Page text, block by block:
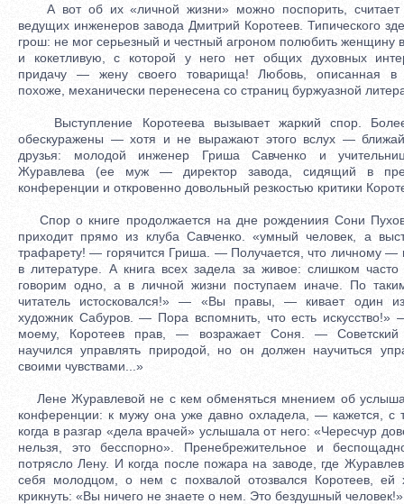
А вот об их «личной жизни» можно поспорить, считает
ведущих инженеров завода Дмитрий Коротеев. Типического
грош: не мог серьезный и честный агроном полюбить женщину
и кокетливую, с которой у него нет общих духовных
придачу — жену своего товарища! Любовь, описанная в
похоже, механически перенесена со страниц буржуазной
Выступление Коротеева вызывает жаркий спор.
обескуражены — хотя и не выражают этого вслух —
друзья: молодой инженер Гриша Савченко и
Журавлева (ее муж — директор завода, сидящий в
конференции и откровенно довольный резкостью критики
Спор о книге продолжается на дне рождениия Сони
приходит прямо из клуба Савченко. «умный человек, а
трафарету! — горячится Гриша. — Получается, что личному —
в литературе. А книга всех задела за живое: слишком
говорим одно, а в личной жизни поступаем иначе. По
читатель истосковался!» — «Вы правы, — кивает один из
художник Сабуров. — Пора вспомнить, что есть
моему, Коротеев прав, — возражает Соня. — Советский
научился управлять природой, но он должен научиться
своими чувствами...»
Лене Журавлевой не с кем обменяться мнением об
конференции: к мужу она уже давно охладела, — кажется, с
когда в разгар «дела врачей» услышала от него: «Чересчур
нельзя, это бесспорно». Пренебрежительное и
потрясло Лену. И когда после пожара на заводе, где
себя молодцом, о нем с похвалой отозвался Коротеев, ей
крикнуть: «Вы ничего не знаете о нем. Это бездушный человек!»